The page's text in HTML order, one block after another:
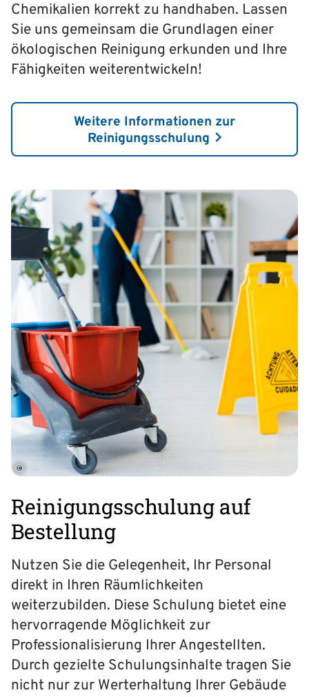
Chemikalien korrekt zu handhaben. Lassen
Sie uns gemeinsam die Grundlagen einer
ökologischen Reinigung erkunden und Ihre
Fähigkeiten weiterentwickeln!
Weitere Informationen zur
Reinigungsschulung
©
Reinigungsschulung auf
Bestellung
Nutzen Sie die Gelegenheit, Ihr Personal
direkt in Ihren Räum­lich­keiten
weiterzubilden. Diese Schulung bietet eine
hervorragende Möglichkeit zur
Professionalisierung Ihrer Angestellten.
Durch gezielte Schulungsinhalte tragen Sie
nicht nur zur Werterhaltung Ihrer Gebäude